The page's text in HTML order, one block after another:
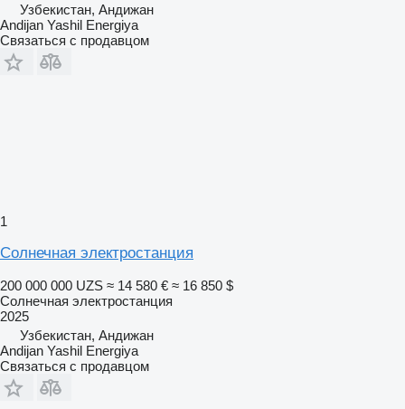
Узбекистан, Андижан
Andijan Yashil Energiya
Связаться с продавцом
1
Солнечная электростанция
200 000 000 UZS ≈ 14 580 € ≈ 16 850 $
Солнечная электростанция
2025
Узбекистан, Андижан
Andijan Yashil Energiya
Связаться с продавцом